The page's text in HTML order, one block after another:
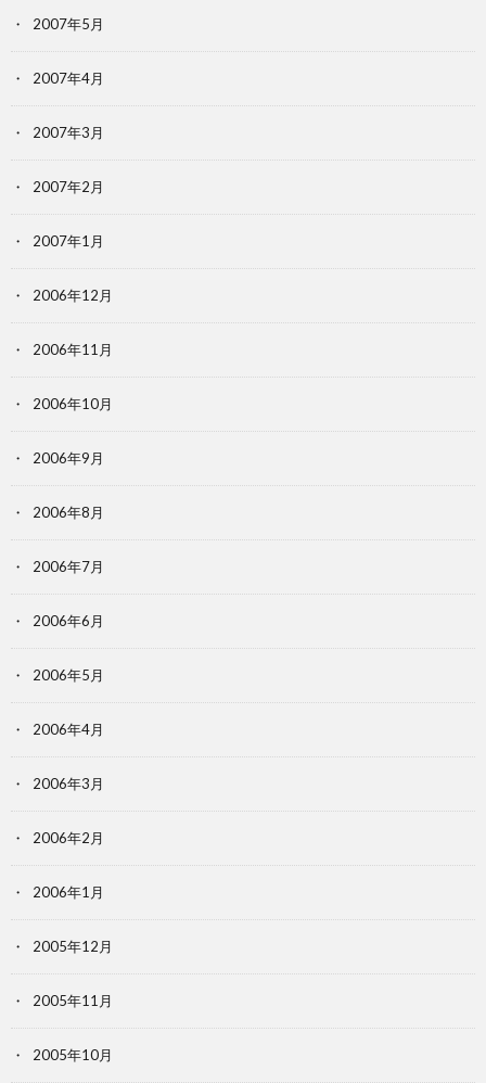
2007年5月
2007年4月
2007年3月
2007年2月
2007年1月
2006年12月
2006年11月
2006年10月
2006年9月
2006年8月
2006年7月
2006年6月
2006年5月
2006年4月
2006年3月
2006年2月
2006年1月
2005年12月
2005年11月
2005年10月